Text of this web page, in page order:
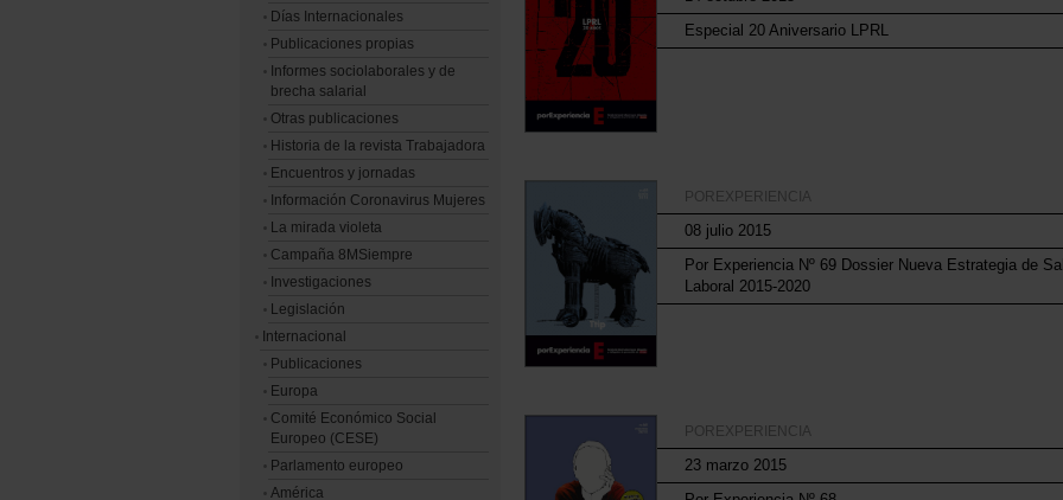
Días Internacionales
Publicaciones propias
Informes sociolaborales y de
brecha salarial
Otras publicaciones
Historia de la revista Trabajadora
Encuentros y jornadas
Información Coronavirus Mujeres
La mirada violeta
Campaña 8MSiempre
Investigaciones
Legislación
Internacional
Publicaciones
Europa
Comité Económico Social
Europeo (CESE)
Parlamento europeo
América
Especial 20 Aniversario LPRL
POREXPERIENCIA
08 julio 2015
Por Experiencia Nº 69 Dossier Nueva Estrategia de
Laboral 2015-2020
POREXPERIENCIA
23 marzo 2015